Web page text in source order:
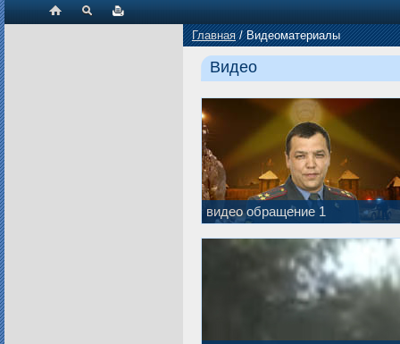
Главная/Видеоматериалы
Видео
видео обращение 1